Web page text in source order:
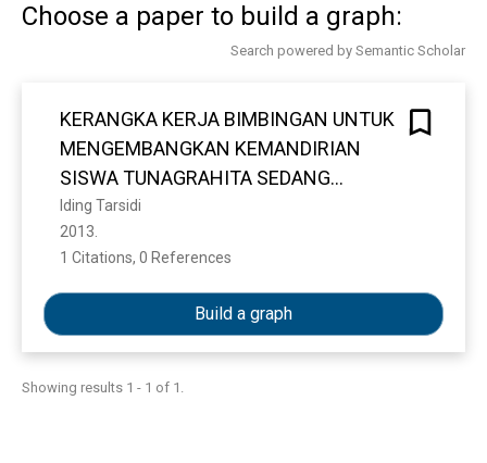
Choose a paper to build a graph:
Search powered by Semantic Scholar
KERANGKA KERJA BIMBINGAN UNTUK
MENGEMBANGKAN KEMANDIRIAN
SISWA TUNAGRAHITA SEDANG
BERDASARKAN PENDEKATAN
PERILAKU
Iding Tarsidi
2013.
1 Citations, 0 References
Build a graph
Showing results 1 - 1 of 1.